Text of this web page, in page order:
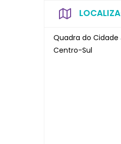
Quadra do
Centro-Sul